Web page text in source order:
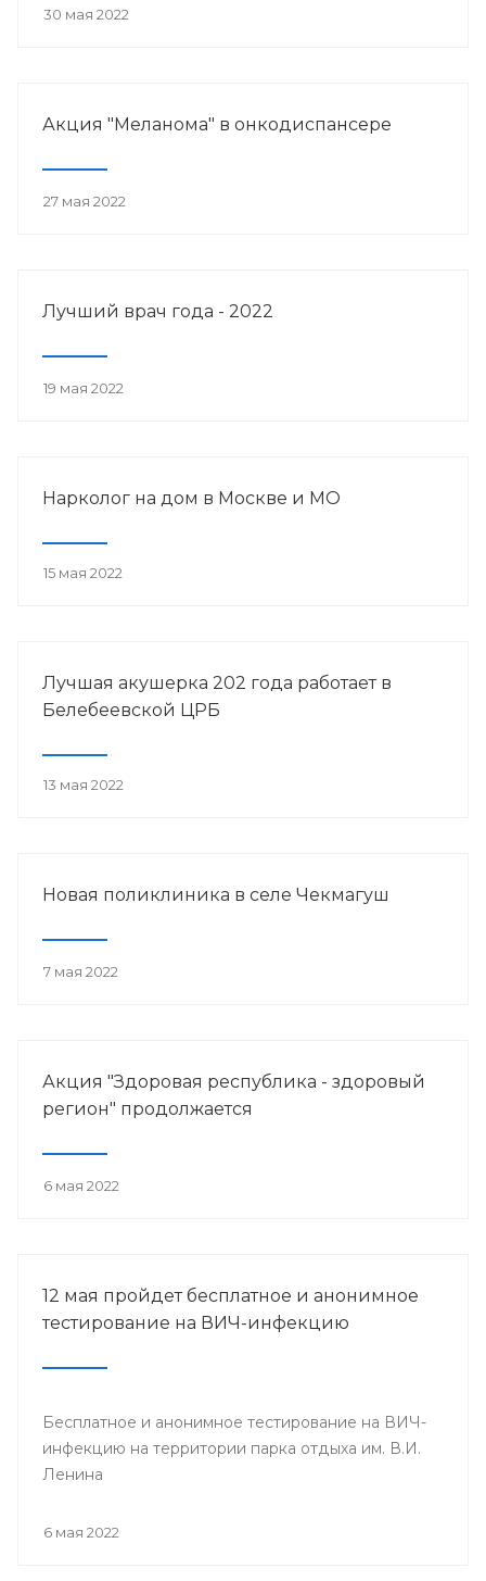
30 мая 2022
Акция "Меланома" в онкодиспансере
27 мая 2022
Лучший врач года - 2022
19 мая 2022
Нарколог на дом в Москве и МО
15 мая 2022
Лучшая акушерка 202 года работает в
Белебеевской ЦРБ
13 мая 2022
Новая поликлиника в селе Чекмагуш
7 мая 2022
Акция "Здоровая республика - здоровый
регион" продолжается
6 мая 2022
12 мая пройдет бесплатное и анонимное
тестирование на ВИЧ-инфекцию
Бесплатное и анонимное тестирование на ВИЧ-
инфекцию на территории парка отдыха им. В.И.
Ленина
6 мая 2022